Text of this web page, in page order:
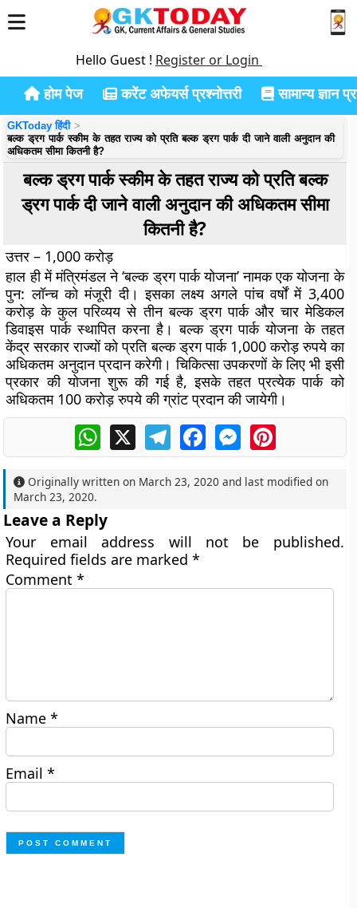
Hello Guest ! Register or Login
होम पेज करेंट अफेयर्स प्रश्नोत्तरी सामान्य ज्ञान
GKToday हिंदी
बल्क ड्रग पार्क स्कीम के तहत राज्य को प्रति बल्क ड्रग पार्क दी जाने वाली अनुदान की
अधिकतम सीमा कितनी है?
बल्क ड्रग पार्क स्कीम के तहत राज्य को प्रति बल्क
ड्रग पार्क दी जाने वाली अनुदान की अधिकतम सीमा
कितनी है?
उत्तर – 1,000 करोड़
हाल ही में मंत्रिमंडल ने ‘बल्क ड्रग पार्क योजना’ नामक एक योजना के
पुन: लॉन्च को मंजूरी दी। इसका लक्ष्य अगले पांच वर्षों में 3,400
करोड़ के कुल परिव्यय से तीन बल्क ड्रग पार्क और चार मेडिकल
डिवाइस पार्क स्थापित करना है। बल्क ड्रग पार्क योजना के तहत
केंद्र सरकार राज्यों को प्रति बल्क ड्रग पार्क 1,000 करोड़ रुपये का
अधिकतम अनुदान प्रदान करेगी। चिकित्सा उपकरणों के लिए भी इसी
प्रकार की योजना शुरू की गई है, इसके तहत प्रत्येक पार्क को
अधिकतम 100 करोड़ रुपये की ग्रांट प्रदान की जायेगी।
WhatsApp
X TelegramFacebookMessengerPinterest
Originally written on March 23, 2020 and last modified on
March 23, 2020.
Leave a Reply
Your email address will not be published.
Required fields are marked*
Comment*
Name*
Email*